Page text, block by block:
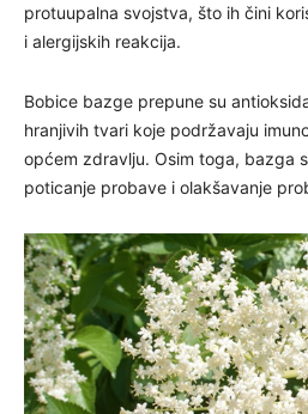
protuupalna svojstva, što ih čini
i alergijskih reakcija.
Bobice bazge prepune su
hranjivih tvari koje podržavaju
općem zdravlju. Osim toga, bazga
poticanje probave i olakšavanje